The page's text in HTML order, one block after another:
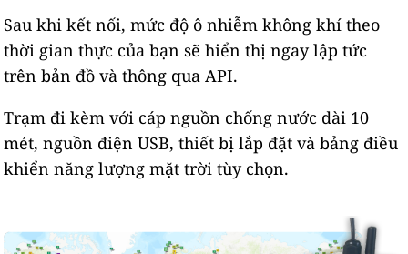
Sau khi kết nối, mức độ ô nhiễm không khí theo
thời gian thực của bạn sẽ hiển thị ngay lập tức
trên bản đồ và thông qua API.
Trạm đi kèm với cáp nguồn chống nước dài 10
mét, nguồn điện USB, thiết bị lắp đặt và bảng điều
khiển năng lượng mặt trời tùy chọn.